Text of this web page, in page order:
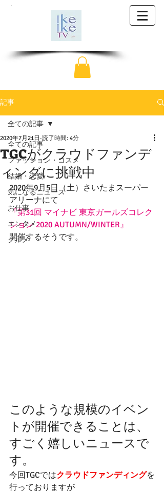
記事
全ての記事
ファッション・コスメ
結婚・恋愛
気になるニュース
お仕事
エンタメ
グルメ
全ての記事
TGCがクラウドファンデ
ィングに挑戦中
2020年7月21日 読了時間: 4分
2020年9月5日（土）さいたまスーパー
アリーナにて
『第31回 マイナビ 東京ガールズコレク
ション 2020 AUTUMN/WINTER』
開催するそうです。
このような規模のイベン
トが開催できることは、
すごく嬉しいニュースで
す。
今回TGCではクラウドファンディングを
行っておりますが